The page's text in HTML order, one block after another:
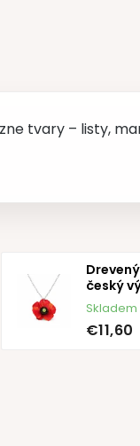
tvary – listy,
český
Skladem
€11,60